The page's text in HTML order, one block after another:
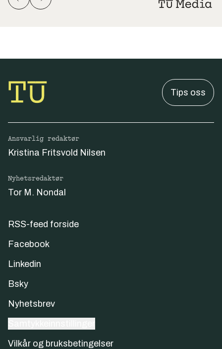
Tips oss
Ansvarlig redaktør
Kristina Fritsvold Nilsen
Nyhetsredaktør
Tor M. Nondal
RSS-feed forside
Facebook
Linkedin
Bsky
Nyhetsbrev
Vilkår og bruksbetingelser